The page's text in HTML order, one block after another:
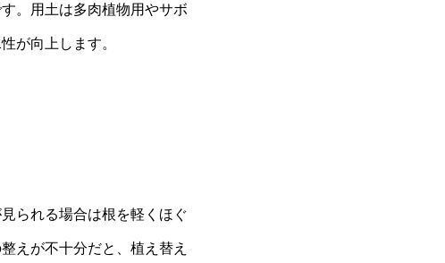
。用土は多肉植物用やサボ
が向上します。
られる場合は根を軽くほぐ
えが不十分だと、植え替え